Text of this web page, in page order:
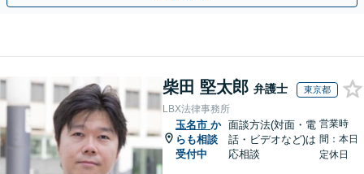
柴田 堅太郎 弁護士 東京都
LBX法律事務所
玉名市 か
らも相談
受付中
面談方法(対面・電
話・ビデオなど)は
応相談
営業時
間：本日
定休日